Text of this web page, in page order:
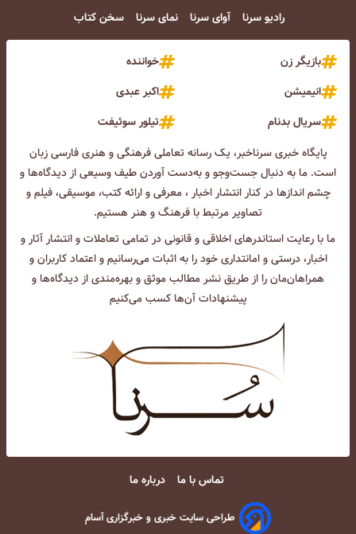
رادیو سرنا آوای سرنا نمای سرنا سخن کتاب
بازیگر زن
خواننده
انیمیشن
اکبر عبدی
سریال بدنام
تیلور سوئیفت
پایگاه خبری سرناخبر، یک رسانه تعاملی فرهنگی و هنری فارسی زبان
است. ما به دنبال جست‌و‌جو و به‌دست آوردن طیف وسیعی از دیدگاه‌ها و
چشم انداز‌ها در کنار انتشار اخبار ، معرفی و ارائه کتب، موسیقی، فیلم و
تصاویر مرتبط با فرهنگ و هنر هستیم.
ما با رعایت استاندرهای اخلاقی و قانونی در تمامی تعاملات و انتشار آثار و
اخبار، درستی و امانتداری خود را به اثبات می‌رسانیم و اعتماد کاربران و
همراهان‌مان را از طریق نشر مطالب موثق و بهره‌مندی از دیدگاه‌ها و
پیشنهادات آن‌ها کسب می‌کنیم
تماس با ما درباره ما
طراحی سایت خبری و خبرگزاری آسام